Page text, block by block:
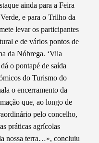
ainda para a Feira
e para o Trilho da
levar os participantes
e de vários pontos de
da Nóbrega. ‘Vila
o pontapé de saída
do Turismo do
o encerramento da
que, ao longo de
pelo concelho,
práticas agrícolas
nossa terra…», concluiu